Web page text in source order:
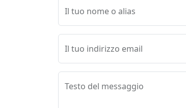
Il tuo nome o alias
Il tuo indirizzo email
Testo del messaggio